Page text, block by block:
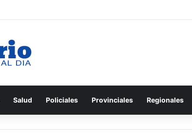
Salud Policiales Provinciales Regionales